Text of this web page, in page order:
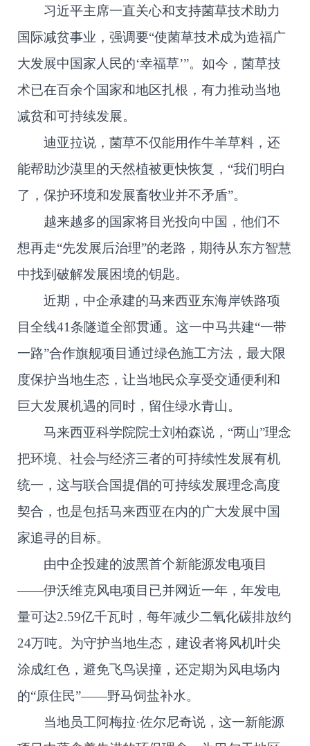
习近平主席一直关心和支持菌草技术助力
国际减贫事业，强调要“使菌草技术成为造福广
大发展中国家人民的‘幸福草’”。如今，菌草技
术已在百余个国家和地区扎根，有力推动当地
减贫和可持续发展。
迪亚拉说，菌草不仅能用作牛羊草料，还
能帮助沙漠里的天然植被更快恢复，“我们明白
了，保护环境和发展畜牧业并不矛盾”。
越来越多的国家将目光投向中国，他们不
想再走“先发展后治理”的老路，期待从东方智慧
中找到破解发展困境的钥匙。
近期，中企承建的马来西亚东海岸铁路项
目全线41条隧道全部贯通。这一中马共建“一带
一路”合作旗舰项目通过绿色施工方法，最大限
度保护当地生态，让当地民众享受交通便利和
巨大发展机遇的同时，留住绿水青山。
马来西亚科学院院士刘柏森说，“两山”理念
把环境、社会与经济三者的可持续性发展有机
统一，这与联合国提倡的可持续发展理念高度
契合，也是包括马来西亚在内的广大发展中国
家追寻的目标。
由中企投建的波黑首个新能源发电项目
——伊沃维克风电项目已并网近一年，年发电
量可达2.59亿千瓦时，每年减少二氧化碳排放约
24万吨。为守护当地生态，建设者将风机叶尖
涂成红色，避免飞鸟误撞，还定期为风电场内
的“原住民”——野马饲盐补水。
当地员工阿梅拉·佐尔尼奇说，这一新能源